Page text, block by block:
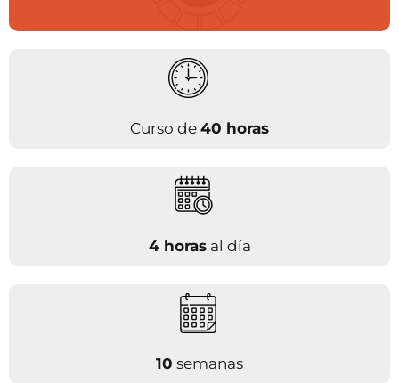
Curso de 40 horas
4 horasal día
10 semanas